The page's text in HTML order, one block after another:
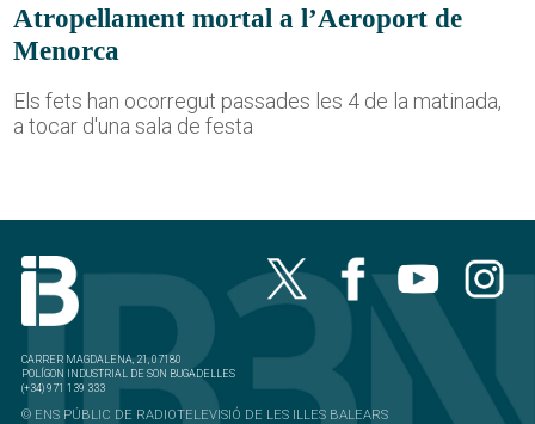
Atropellament mortal a l’Aeroport de
Menorca
Els fets han ocorregut passades les 4 de la matinada,
a tocar d'una sala de festa
CARRER MAGDALENA, 21, 07180
POLÍGON INDUSTRIAL DE SON BUGADELLES
(+34) 971 139 333
© ENS PÚBLIC DE RADIOTELEVISIÓ DE LES ILLES BALEARS